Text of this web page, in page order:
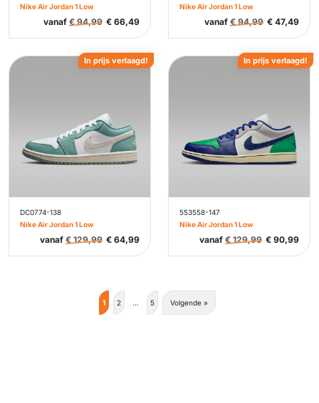
Nike Air Jordan 1 Low
vanaf €94,99 € 66,49
Nike Air Jordan 1 Low
vanaf €94,99 € 47,49
DC0774-138
Nike Air Jordan 1 Low
vanaf €129,99 € 64,99
In prijs verlaagd!
553558-147
Nike Air Jordan 1 Low
vanaf €129,99 € 90,99
In prijs verlaagd!
1 2 … 5 Volgende »